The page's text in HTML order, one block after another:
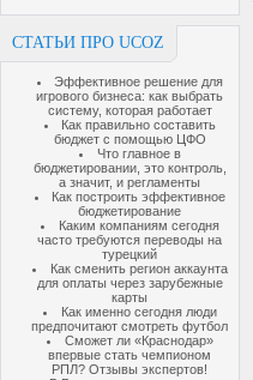
СТАТЬИ ПРО UCOZ
Эффективное решение для
игрового бизнеса: как выбрать
систему, которая работает
Как правильно составить
бюджет с помощью ЦФО
Что главное в
бюджетировании, это контроль,
а значит, и регламенты
Как построить эффективное
бюджетирование
Каким компаниям сегодня
часто требуются переводы на
турецкий
Как сменить регион аккаунта
для оплаты через зарубежные
карты
Как именно сегодня люди
предпочитают смотреть футбол
Сможет ли «Краснодар»
впервые стать чемпионом
РПЛ? Отзывы экспертов!